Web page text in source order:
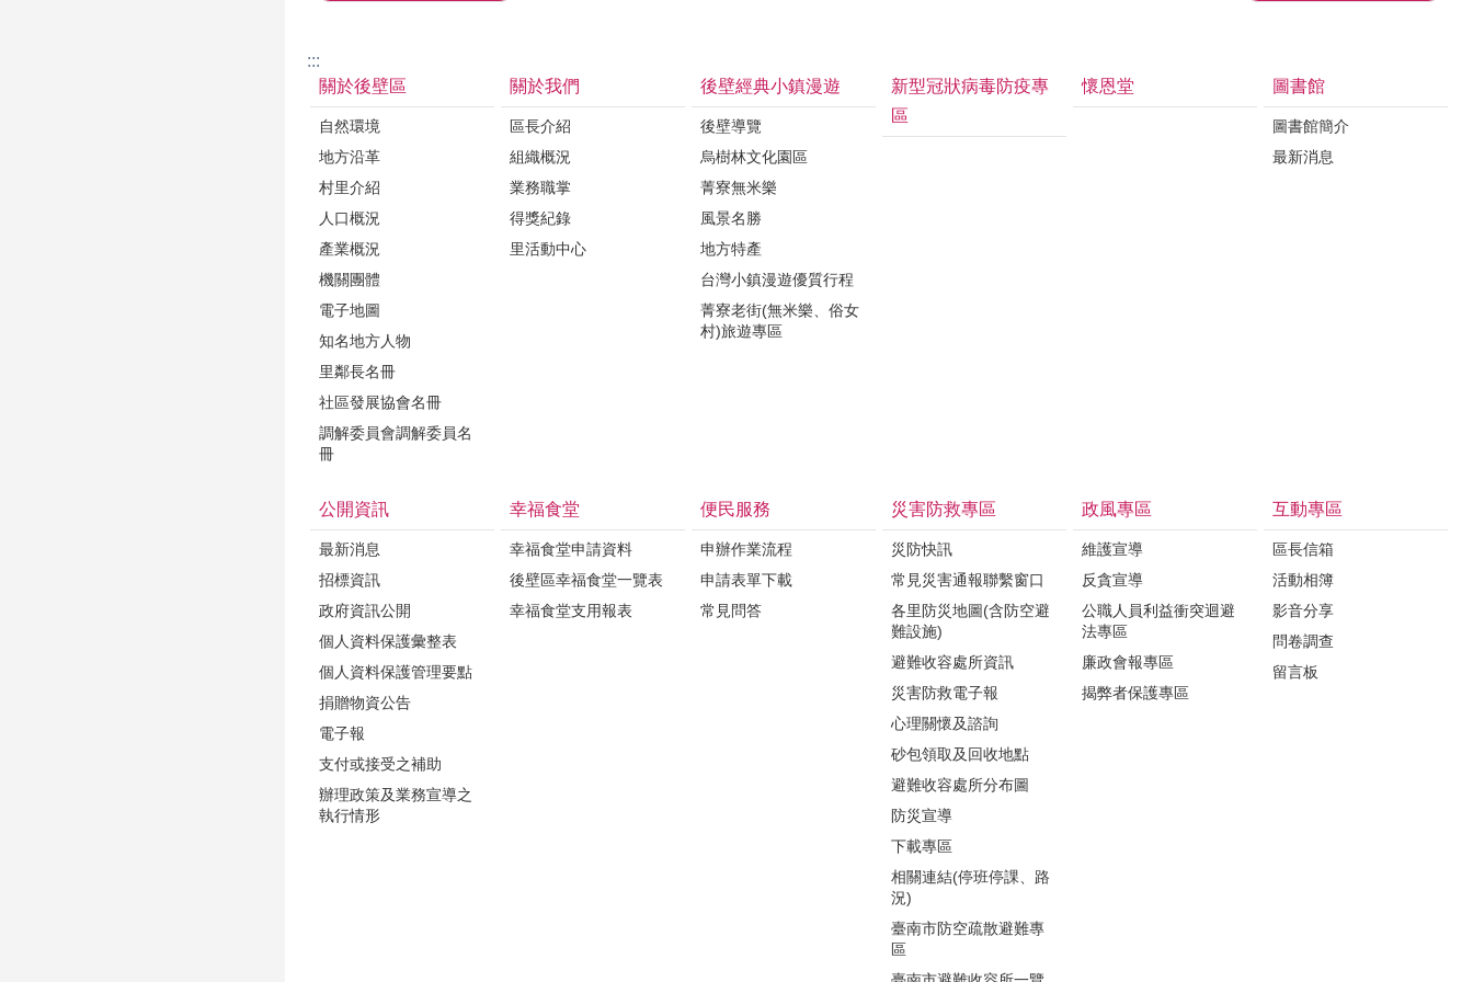
:::
關於後壁區
自然環境
地方沿革
村里介紹
人口概況
產業概況
機關團體
電子地圖
知名地方人物
里鄰長名冊
社區發展協會名冊
調解委員會調解委員名
冊
關於我們
區長介紹
組織概況
業務職掌
得獎紀錄
里活動中心
後壁經典小鎮漫遊
後壁導覽
烏樹林文化園區
菁寮無米樂
風景名勝
地方特產
台灣小鎮漫遊優質行程
菁寮老街(無米樂、俗女
村)旅遊專區
新型冠狀病毒防疫專
區
懷恩堂 圖書館
圖書館簡介
最新消息
公開資訊
最新消息
招標資訊
政府資訊公開
個人資料保護彙整表
個人資料保護管理要點
捐贈物資公告
電子報
支付或接受之補助
辦理政策及業務宣導之
執行情形
幸福食堂
幸福食堂申請資料
後壁區幸福食堂一覽表
幸福食堂支用報表
便民服務
申辦作業流程
申請表單下載
常見問答
災害防救專區
災防快訊
常見災害通報聯繫窗口
各里防災地圖(含防空避
難設施)
避難收容處所資訊
災害防救電子報
心理關懷及諮詢
砂包領取及回收地點
避難收容處所分布圖
防災宣導
下載專區
相關連結(停班停課、路
況)
臺南市防空疏散避難專
區
政風專區
維護宣導
反貪宣導
公職人員利益衝突迴避
法專區
廉政會報專區
揭弊者保護專區
互動專區
區長信箱
活動相簿
影音分享
問卷調查
留言板